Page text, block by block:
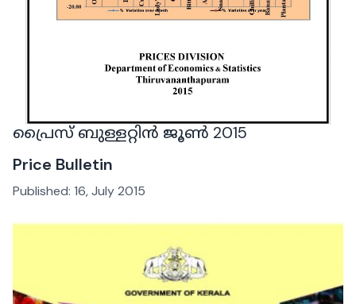
പ്രൈസ് ബുള്ളറ്റിൻ ജൂൺ 2015
Price Bulletin
Published: 16, July 2015